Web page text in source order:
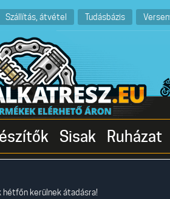
Szállítás, átvétel Tudásbázis
Sisak Ruházat
hétfőn kerülnek átadásra!